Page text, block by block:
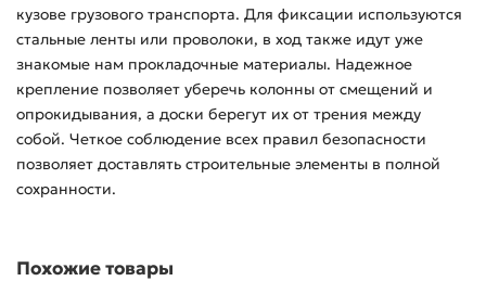
кузове грузового транспорта. Для фиксации используются
стальные ленты или проволоки, в ход также идут уже
знакомые нам прокладочные материалы. Надежное
крепление позволяет уберечь колонны от смещений и
опрокидывания, а доски берегут их от трения между
собой. Четкое соблюдение всех правил безопасности
позволяет доставлять строительные элементы в полной
сохранности.
Похожие товары